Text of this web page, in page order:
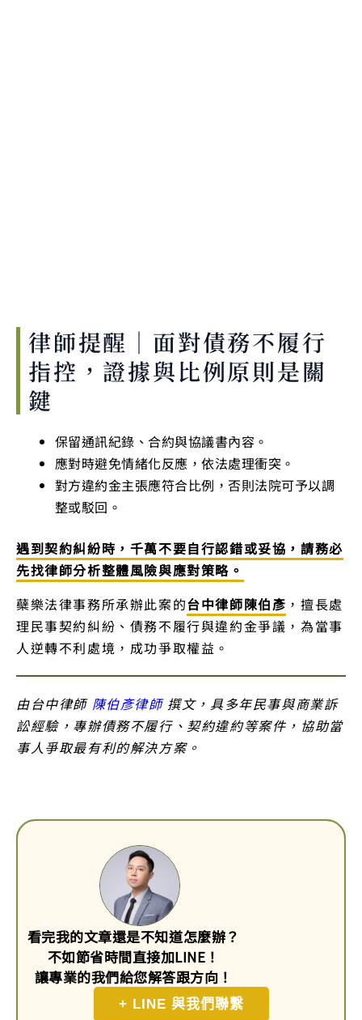
律師提醒｜面對債務不履行
指控，證據與比例原則是關
鍵
保留通訊紀錄、合約與協議書內容。
應對時避免情緒化反應，依法處理衝突。
對方違約金主張應符合比例，否則法院可予以調
整或駁回。
遇到契約糾紛時，千萬不要自行認錯或妥協，請務必
先找律師分析整體風險與應對策略。
蘗樂法律事務所承辦此案的台中律師陳伯彥 ，擅長處
理民事契約糾紛、債務不履行與違約金爭議，為當事
人逆轉不利處境，成功爭取權益。
由台中律師 陳伯彥律師撰文，具多年民事與商業訴
訟經驗，專辦債務不履行、契約違約等案件，協助當
事人爭取最有利的解決方案。
看完我的文章還是不知道怎麼辦？
不如節省時間直接加LINE！
讓專業的我們給您解答跟方向！
+ LINE 與我們聯繫